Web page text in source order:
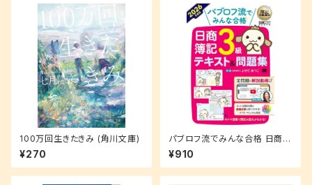
100万回生きたきみ (角川文庫)
¥270
パブロフ流でみんな合格 日商簿
記3級 テキスト＆問題集 2026
年度版
¥910